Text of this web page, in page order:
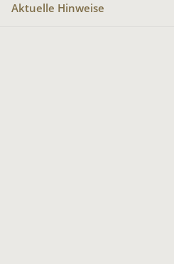
Aktuelle Hinweise